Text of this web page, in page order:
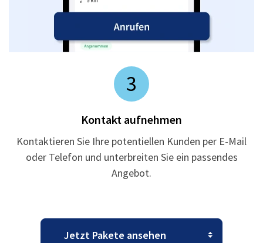
3
Kontakt aufnehmen
Kontaktieren Sie Ihre potentiellen Kunden per E-Mail
oder Telefon und unterbreiten Sie ein passendes
Angebot.